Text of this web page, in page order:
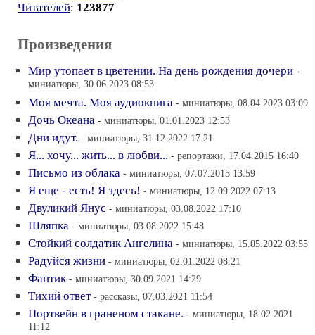
Читателей: 123877
Произведения
Мир утопает в цветении. На день рождения дочери -
миниатюры, 30.06.2023 08:53
Моя мечта. Моя аудиокнига - миниатюры, 08.04.2023 03:09
Дочь Океана - миниатюры, 01.01.2023 12:53
Дни идут. - миниатюры, 31.12.2022 17:21
Я... хочу... жить... в любви... - репортажи, 17.04.2015 16:40
Письмо из облака - миниатюры, 07.07.2015 13:59
Я еще - есть! Я здесь! - миниатюры, 12.09.2022 07:13
Двуликий Янус - миниатюры, 03.08.2022 17:10
Шляпка - миниатюры, 03.08.2022 15:48
Стойкий солдатик Ангелина - миниатюры, 15.05.2022 03:55
Радуйся жизни - миниатюры, 02.01.2022 08:21
Фантик - миниатюры, 30.09.2021 14:29
Тихий ответ - рассказы, 07.03.2021 11:54
Портвейн в граненом стакане. - миниатюры, 18.02.2021
11:12